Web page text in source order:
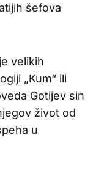
šefova
velikih
„Kum“ ili
Gotijev sin
život od
u